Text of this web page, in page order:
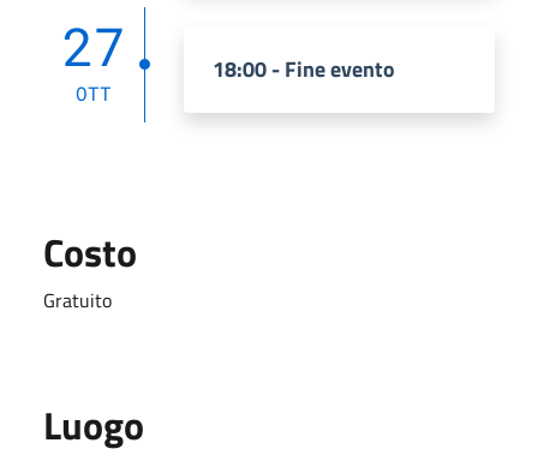
27
OTT
18:00 - Fine evento
Costo
Gratuito
Luogo